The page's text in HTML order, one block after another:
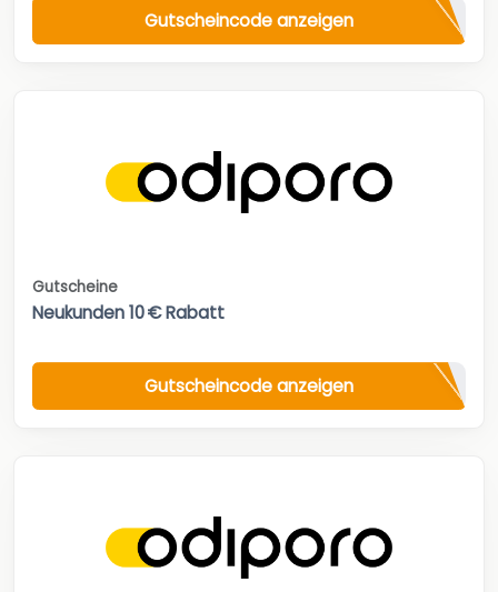
Gutscheincode anzeigen
Gutscheine
Neukunden 10 € Rabatt
Gutscheincode anzeigen